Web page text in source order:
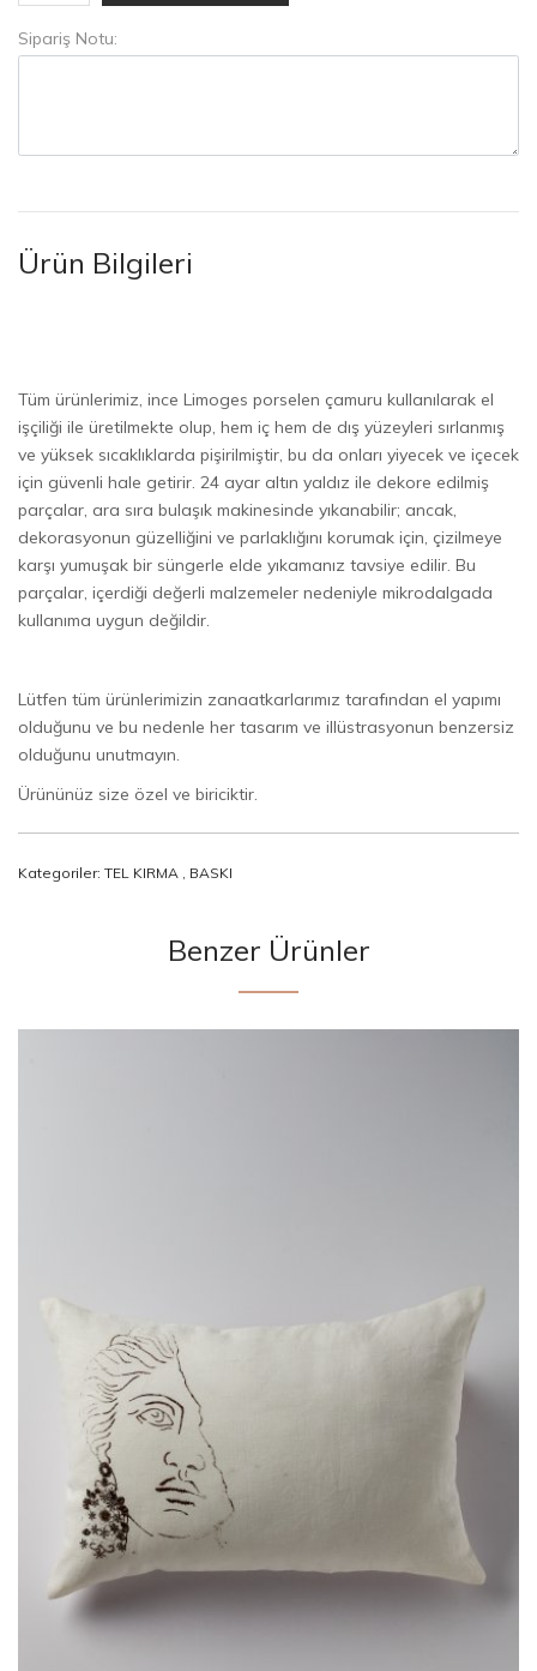
Sipariş Notu:
Ürün Bilgileri
Tüm ürünlerimiz, ince Limoges porselen çamuru kullanılarak el
işçiliği ile üretilmekte olup, hem iç hem de dış yüzeyleri sırlanmış
ve yüksek sıcaklıklarda pişirilmiştir, bu da onları yiyecek ve içecek
için güvenli hale getirir. 24 ayar altın yaldız ile dekore edilmiş
parçalar, ara sıra bulaşık makinesinde yıkanabilir; ancak,
dekorasyonun güzelliğini ve parlaklığını korumak için, çizilmeye
karşı yumuşak bir süngerle elde yıkamanız tavsiye edilir. Bu
parçalar, içerdiği değerli malzemeler nedeniyle mikrodalgada
kullanıma uygun değildir.
Lütfen tüm ürünlerimizin zanaatkarlarımız tarafından el yapımı
olduğunu ve bu nedenle her tasarım ve illüstrasyonun benzersiz
olduğunu unutmayın.
Ürününüz size özel ve biriciktir.
Kategoriler: TEL KIRMA , BASKI
Benzer Ürünler